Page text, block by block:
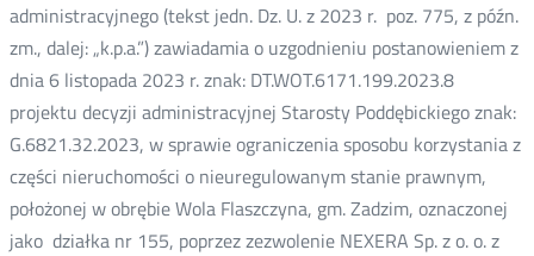
administracyjnego (tekst jedn. Dz. U. z 2023 r. poz. 775, z późn.
zm., dalej: „k.p.a.”) zawiadamia o uzgodnieniu postanowieniem z
dnia 6 listopada 2023 r. znak: DT.WOT.6171.199.2023.8
projektu decyzji administracyjnej Starosty Poddębickiego znak:
G.6821.32.2023, w sprawie ograniczenia sposobu korzystania z
części nieruchomości o nieuregulowanym stanie prawnym,
położonej w obrębie Wola Flaszczyna, gm. Zadzim, oznaczonej
jako działka nr 155, poprzez zezwolenie NEXERA Sp. z o. o. z